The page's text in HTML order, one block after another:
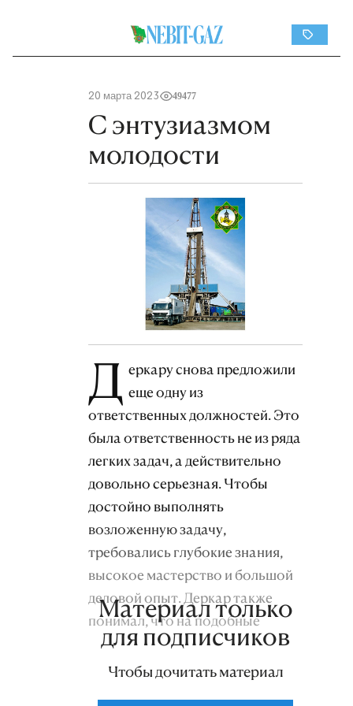
20 марта 2023 49477
С энтузиазмом
молодости
Д еркару снова предложили
еще одну из
ответственных должностей. Это
была ответственность не из ряда
легких задач, а действительно
довольно серьезная. Чтобы
достойно выполнять
возложенную задачу,
требовались глубокие знания,
высокое мастерство и большой
деловой опыт. Деркар также
понимал, что на подобные
должности назначают не
каждого. Про себя он подумал:
Материал только
для подписчиков
Чтобы дочитать материал